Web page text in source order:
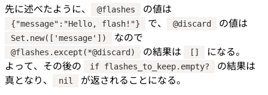
先に述べたように、 @flashes の値は
{"message":"Hello, flash!"} で、 @discard の値は
Set.new(['message']) なので
@flashes.except(*@discard) の結果は []
になる。
よって、その後の
if flashes_to_keep.empty?
の結果は
真となり、
nil
が返されることになる。